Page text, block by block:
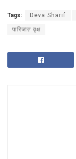
Tags: Deva Sharif
पारिजात वृक्ष